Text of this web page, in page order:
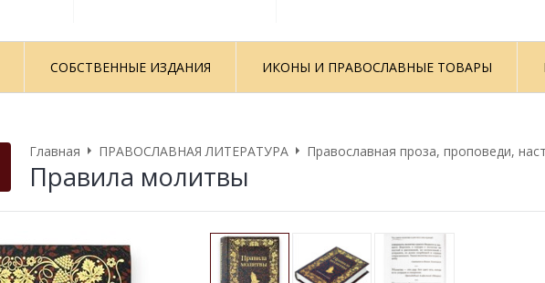
СОБСТВЕННЫЕ ИЗДАНИЯ ИКОНЫ И ПРАВОСЛАВНЫЕ ТОВАРЫ
Главная ПРАВОСЛАВНАЯ ЛИТЕРАТУРА Православная проза, проповеди,
Правила молитвы